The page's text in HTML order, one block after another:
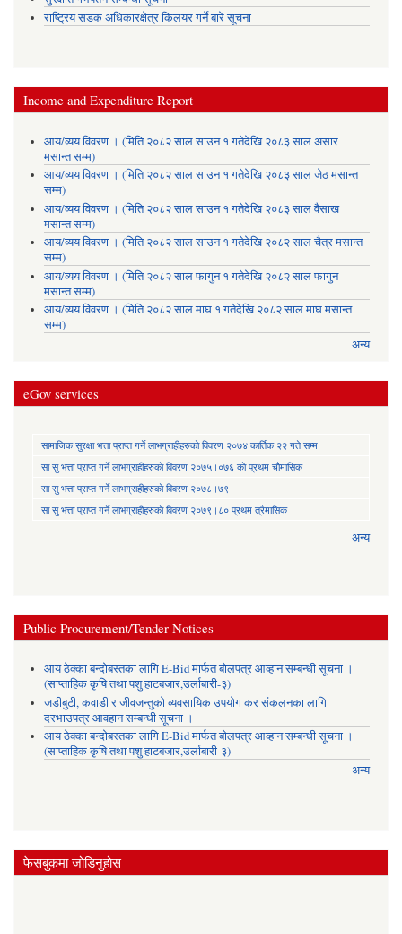
राष्ट्रिय सडक अधिकारक्षेत्र किलयर गर्ने बारे सूचना
Income and Expenditure Report
आय/व्यय विवरण । (मिति २०८२ साल साउन १ गतेदेखि २०८३ साल असार
मसान्त सम्म)
आय/व्यय विवरण । (मिति २०८२ साल साउन १ गतेदेखि २०८३ साल जेठ मसान्त
सम्म)
आय/व्यय विवरण । (मिति २०८२ साल साउन १ गतेदेखि २०८३ साल वैसाख
मसान्त सम्म)
आय/व्यय विवरण । (मिति २०८२ साल साउन १ गतेदेखि २०८२ साल चैत्र मसान्त
सम्म)
आय/व्यय विवरण । (मिति २०८२ साल फागुन १ गतेदेखि २०८२ साल फागुन
मसान्त सम्म)
आय/व्यय विवरण । (मिति २०८२ साल माघ १ गतेदेखि २०८२ साल माघ मसान्त
सम्म)
अन्य
eGov services
सामाजिक सुरक्षा भत्ता प्राप्त गर्ने लाभग्राहीहरुकाे विवरण २०७४ कार्तिक २२ गते सम्म
सा‍ सु भत्ता प्राप्त गर्ने लाभग्राहीहरुकाे विवरण २०७५।०७६ काे प्रथम चाैमासिक
सा‍ सु भत्ता प्राप्त गर्ने लाभग्राहीहरुकाे विवरण २०७८।७९
सा‍ सु भत्ता प्राप्त गर्ने लाभग्राहीहरुकाे विवरण २०७९।८० प्रथम त्रैमासिक
अन्य
Public Procurement/Tender Notices
आय ठेक्का बन्दोबस्तका लागि E-Bid मार्फत बोलपत्र आव्हान सम्बन्धी सूचना ।
(साप्ताहिक कृषि तथा पशु हाटबजार,उर्लाबारी-३)
जडीबुटी, कवाडी र जीवजन्तुको व्यवसायिक उपयोग कर संकलनका लागि
दरभाउपत्र आवहान सम्बन्धी सूचना ।
आय ठेक्का बन्दोबस्तका लागि E-Bid मार्फत बोलपत्र आव्हान सम्बन्धी सूचना ।
(साप्ताहिक कृषि तथा पशु हाटबजार,उर्लाबारी-३)
अन्य
फेसबुकमा जोडिनुहोस